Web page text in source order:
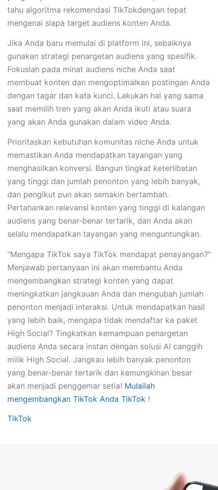
tahu algoritma rekomendasi TikTokdengan tepat
mengenai siapa target audiens konten Anda.
Jika Anda baru memulai di platform ini, sebaiknya
gunakan strategi penargetan audiens yang spesifik.
Fokuslah pada minat audiens niche Anda saat
membuat konten dan mengoptimalkan postingan Anda
dengan tagar dan kata kunci. Lakukan hal yang sama
saat memilih tren yang akan Anda ikuti atau suara
yang akan Anda gunakan dalam video Anda.
Prioritaskan kebutuhan komunitas niche Anda untuk
memastikan Anda mendapatkan tayangan yang
menghasilkan konversi. Bangun tingkat keterlibatan
yang tinggi dan jumlah penonton yang lebih banyak,
dan pengikut pun akan semakin bertambah.
Pertahankan relevansi konten yang tinggi di kalangan
audiens yang benar-benar tertarik, dan Anda akan
selalu mendapatkan tayangan yang menguntungkan.
“Mengapa TikTok saya TikTok mendapat penayangan?”
Menjawab pertanyaan ini akan membantu Anda
mengembangkan strategi konten yang dapat
meningkatkan jangkauan Anda dan mengubah jumlah
penonton menjadi interaksi. Untuk mendapatkan hasil
yang lebih baik, mengapa tidak mendaftar ke paket
High Social? Tingkatkan kemampuan penargetan
audiens Anda secara instan dengan solusi AI canggih
milik High Social. Jangkau lebih banyak penonton
yang benar-benar tertarik dan kemungkinan besar
akan menjadi penggemar setia! Mulailah
mengembangkan TikTok Anda TikTok !
TikTok